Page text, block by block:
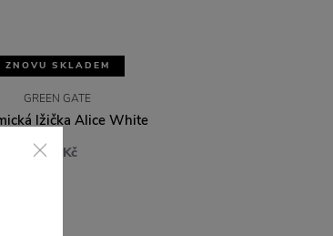
ZNOVU SKLADEM
GREEN GATE
lžička Alice White
125 Kč